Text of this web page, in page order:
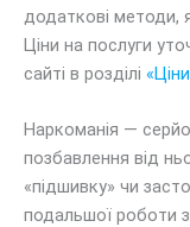
додаткові методи,
Ціни на послуги
сайті в розділі
Наркоманія —
позбавлення від
«підшивку» чи
подальшої роботи